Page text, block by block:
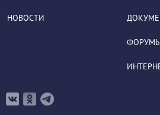
НОВОСТИ